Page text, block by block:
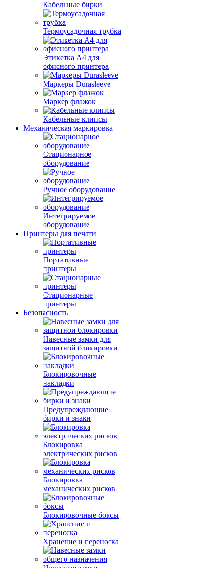
Кабельные бирки
Термоусадочная трубка
Этикетка А4 для
офисного принтера
Маркеры Durasleeve
Маркер флажок
Кабельные клипсы
Механическая маркировка
Стационарное
оборудование
Ручное оборудование
Интегрируемое
оборудование
Принтеры для печати
Портативные
принтеры
Стационарные
принтеры
Безопасность
Навесные замки для
защитной блокировки
Блокировочные
накладки
Предупреждающие
бирки и знаки
Блокировка
электрических рисков
Блокировка
механических рисков
Блокировочные боксы
Хранение и переноска